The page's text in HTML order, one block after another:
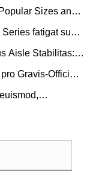
Sizes and
vs. Butyl Rubber
fatigat sunt
Aisle Stabilitas:
Press trends
Gravis-Officium